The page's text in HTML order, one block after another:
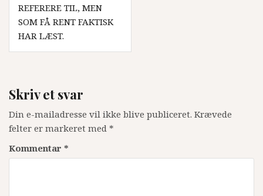
REFERERE TIL, MEN
SOM FÅ RENT FAKTISK
HAR LÆST.
Skriv et svar
Din e-mailadresse vil ikke blive publiceret. Krævede
felter er markeret med *
Kommentar *